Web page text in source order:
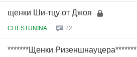
щенки Ши-тцу от Джоя
CHESTUNINA 22
*******Щенки Ризеншнауцера*******